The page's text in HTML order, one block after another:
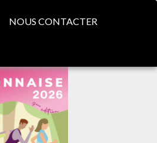
NOUS CONTACTER